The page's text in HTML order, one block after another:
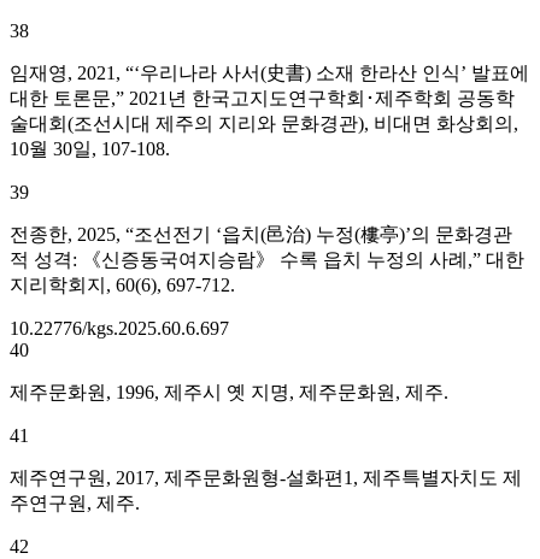
38
임재영, 2021, “‘우리나라 사서(史書) 소재 한라산 인식’ 발표에
대한 토론문,” 2021년 한국고지도연구학회･제주학회 공동학
술대회(조선시대 제주의 지리와 문화경관), 비대면 화상회의,
10월 30일, 107-108.
39
전종한, 2025, “조선전기 ‘읍치(邑治) 누정(樓亭)’의 문화경관
적 성격: 《신증동국여지승람》 수록 읍치 누정의 사례,” 대한
지리학회지, 60(6), 697-712.
10.22776/kgs.2025.60.6.697
40
제주문화원, 1996, 제주시 옛 지명, 제주문화원, 제주.
41
제주연구원, 2017, 제주문화원형-설화편1, 제주특별자치도 제
주연구원, 제주.
42